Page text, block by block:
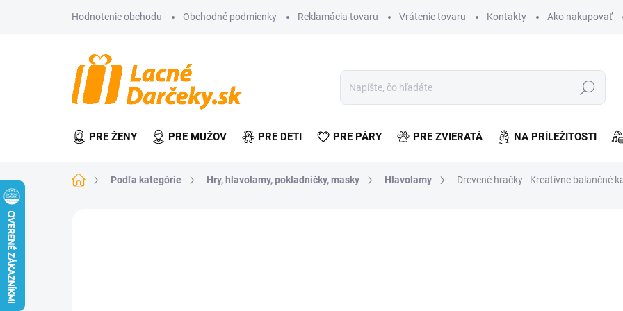
Hodnotenie obchodu Obchodné podmienky Reklamácia tovaru Vrátenie tovaru Kontakty Ako nakupovať
Hľadať
PRE ŽENY PRE MUŽOV PRE DETI PRE PÁRY PRE ZVIERATÁ NA PRÍLEŽITOSTI
DomovPodľa kategórie Hry, hlavolamy, pokladničky, masky Hlavolamy Drevené hračky - Kreatívne balančné